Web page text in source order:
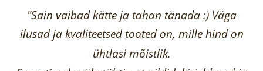
"Sain vaibad kätte ja tahan tänada :) Väga
ilusad ja kvaliteetsed tooted on, mille hind on
ühtlasi mõistlik.